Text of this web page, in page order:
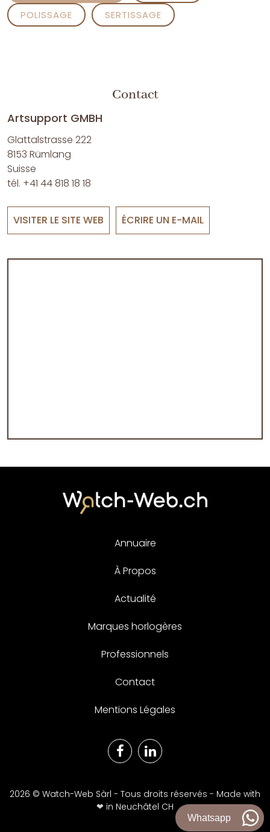
POLISSAGE
SERTISSAGE
Contact
Artsupport GMBH
Glattalstrasse 222
8153 Rümlang
Suisse
tél. +41 44 818 18 18
VISITER LE SITE WEB ÉCRIRE UN E-MAIL
Annuaire
À Propos
Actualité
Marques horlogères
Professionnels
Contact
Mentions Légales
2026 © Watch-Web Sàrl - Tous droits réservés - Made with
❤︎ in Neuchâtel CH
Whatsapp